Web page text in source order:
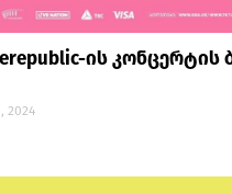
ის კონცერტის
2024